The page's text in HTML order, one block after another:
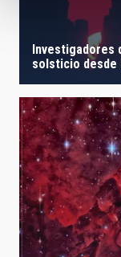
Investigadores
solsticio desde